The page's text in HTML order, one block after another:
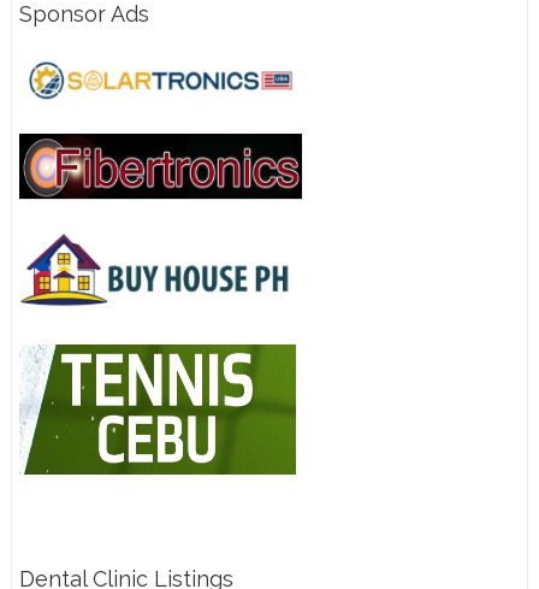
Sponsor Ads
Dental Clinic Listings